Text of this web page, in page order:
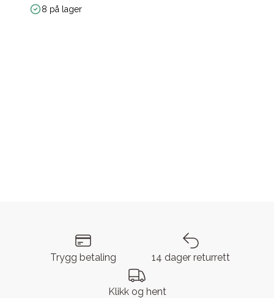
8 på lager
Trygg betaling 14 dager returrett
Klikk og hent